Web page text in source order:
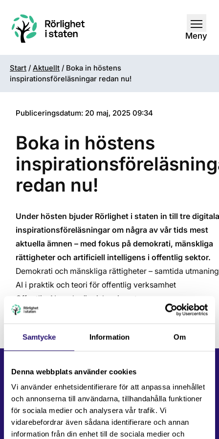
Samtycke Information Om
Denna webbplats använder cookies
Vi använder enhetsidentifierare för att anpassa innehållet
och annonserna till användarna, tillhandahålla funktioner
för sociala medier och analysera vår trafik. Vi
vidarebefordrar även sådana identifierare och annan
information från din enhet till de sociala medier och
Meny
Start / Aktuellt / Boka in höstens
inspirationsföreläsningar redan nu!
Publiceringsdatum: 20 maj, 2025 09:34
Boka in höstens
redan nu!
Under hösten bjuder Rörlighet i staten in till tre digitala
inspirationsföreläsningar om några av vår tids mest
aktuella ämnen – med fokus på demokrati, mänskliga
rättigheter och artificiell intelligens i offentlig sektor.
Demokrati och mänskliga rättigheter – samtida
AI i praktik och teori för offentlig verksamhet
Offentlig AI med människan i centrum
Läs mer ominspirationsföreläsningarna